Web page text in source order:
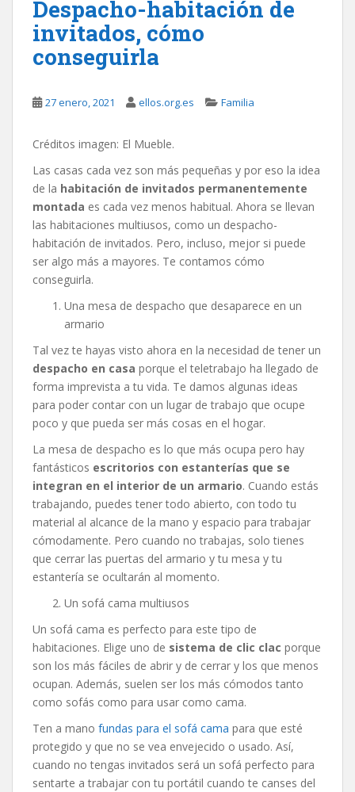
Despacho-habitación de
invitados, cómo
conseguirla
27 enero, 2021 ellos.org.es Familia
Créditos imagen: El Mueble.
Las casas cada vez son más pequeñas y por eso la idea
de la habitación de invitados permanentemente
montada es cada vez menos habitual. Ahora se llevan
las habitaciones multiusos, como un despacho-
habitación de invitados. Pero, incluso, mejor si puede
ser algo más a mayores. Te contamos cómo
conseguirla.
Una mesa de despacho que desaparece en un
armario
Tal vez te hayas visto ahora en la necesidad de tener un
despacho en casa porque el teletrabajo ha llegado de
forma imprevista a tu vida. Te damos algunas ideas
para poder contar con un lugar de trabajo que ocupe
poco y que pueda ser más cosas en el hogar.
La mesa de despacho es lo que más ocupa pero hay
fantásticos escritorios con estanterías que se
integran en el interior de un armario. Cuando estás
trabajando, puedes tener todo abierto, con todo tu
material al alcance de la mano y espacio para trabajar
cómodamente. Pero cuando no trabajas, solo tienes
que cerrar las puertas del armario y tu mesa y tu
estantería se ocultarán al momento.
Un sofá cama multiusos
Un sofá cama es perfecto para este tipo de
habitaciones. Elige uno de sistema de clic clac porque
son los más fáciles de abrir y de cerrar y los que menos
ocupan. Además, suelen ser los más cómodos tanto
como sofás como para usar como cama.
Ten a mano fundas para el sofá cama para que esté
protegido y que no se vea envejecido o usado. Así,
cuando no tengas invitados será un sofá perfecto para
sentarte a trabajar con tu portátil cuando te canses del